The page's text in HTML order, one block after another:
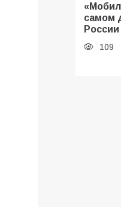
самом
России
109